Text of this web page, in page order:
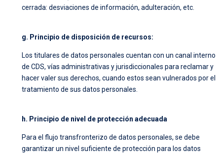
cerrada: desviaciones de información, adulteración, etc.
g. Principio de disposición de recursos:
Los titulares de datos personales cuentan con un canal interno
de CDS, vías administrativas y jurisdiccionales para reclamar y
hacer valer sus derechos, cuando estos sean vulnerados por el
tratamiento de sus datos personales.
h. Principio de nivel de protección adecuada
Para el flujo transfronterizo de datos personales, se debe
garantizar un nivel suficiente de protección para los datos